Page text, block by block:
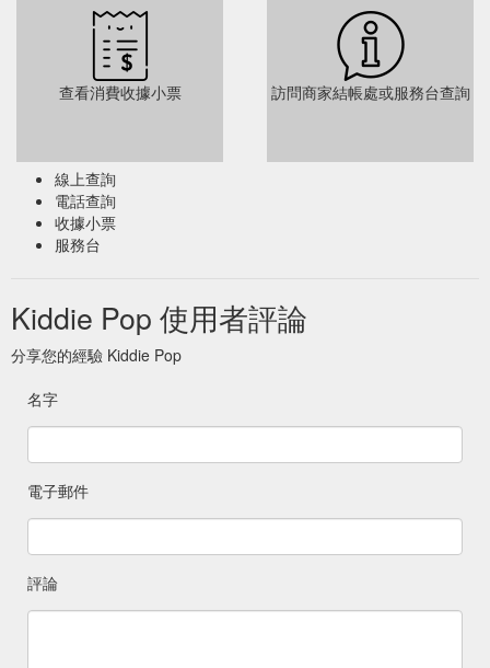
查看消費收據小票 訪問商家結帳處或服務台查詢
線上查詢
電話查詢
收據小票
服務台
Kiddie Pop 使用者評論
分享您的經驗 Kiddie Pop
名字
電子郵件
評論